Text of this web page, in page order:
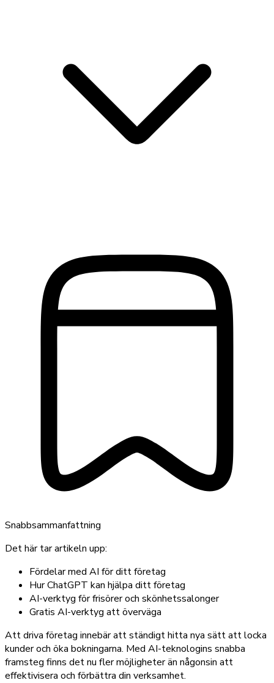
Snabbsammanfattning
Det här tar artikeln upp:
Fördelar med AI för ditt företag
Hur ChatGPT kan hjälpa ditt företag
AI-verktyg för frisörer och skönhetssalonger
Gratis AI-verktyg att överväga
Att driva företag innebär att ständigt hitta nya sätt att locka
kunder och öka bokningarna. Med AI-teknologins snabba
framsteg finns det nu fler möjligheter än någonsin att
effektivisera och förbättra din verksamhet.